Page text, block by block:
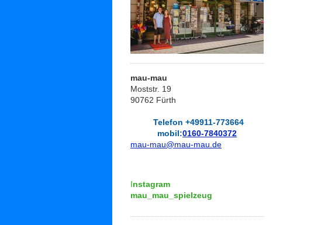
mau-mau
Moststr. 19
90762 Fürth
Telefon +49911-773664
mobil:0160-7840372
mau-mau@mau-mau.de
Instagram
mau_mau_spielzeug